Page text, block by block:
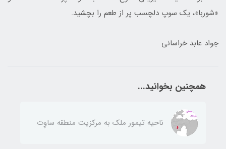
«شوربا»، یک سوپ دلچسب پر از طعم را بچشید.
جواد عابد خراسانی
همچنین بخوانید...
ناحيه تيمور ملك به مركزيت منطقه ساوِت